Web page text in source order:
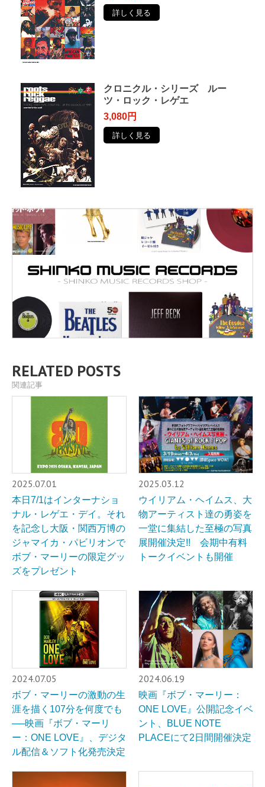
詳しく見る
クロニクル・シリーズ ルー
ツ・ロック・レゲエ
3,080円
詳しく見る
RELATED POSTS
関連記事
2025.07.01
本日7/1はインターナショ
ナル・レゲエ・デイ。それ
を記念し大阪・関西万博の
ジャマイカ・パビリオンで
ボブ・マーリーの限定グッ
ズをプレゼント
2025.03.12
ウイリアム・ヘイムス、大
物アーティスト達の勇姿を
一堂に集結した至極の写真
展開催決定!! 会期中有料
トークイベントも開催
2024.07.05
ボブ・マーリーの激動の生
涯を描く107分を何度でも
──映画『ボブ・マーリ
ー：ONE LOVE』、デジタ
ル配信＆ソフト化発売決定
2024.06.19
映画『ボブ・マーリー：
ONE LOVE』公開記念イベ
ント、BLUE NOTE
PLACEにて2日間開催決定